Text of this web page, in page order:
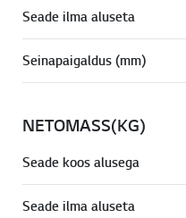
Seade ilma aluseta
Seinapaigaldus (mm)
NETOMASS(KG)
Seade koos alusega
Seade ilma aluseta